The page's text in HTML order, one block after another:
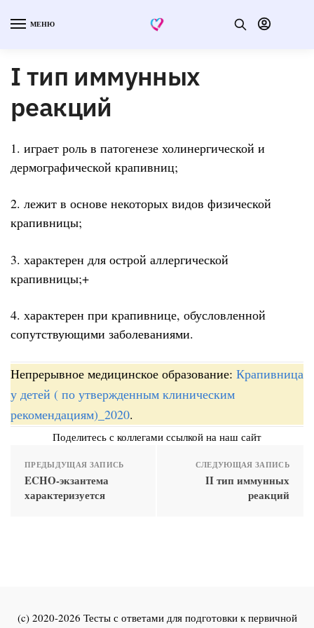
МЕНЮ
I тип иммунных
реакций
1. играет роль в патогенезе холинергической и
дермографической крапивниц;
2. лежит в основе некоторых видов физической
крапивницы;
3. характерен для острой аллергической
крапивницы;+
4. характерен при крапивнице, обусловленной
сопутствующими заболеваниями.
Непрерывное медицинское образование: Крапивница
у детей ( по утвержденным клиническим
рекомендациям)_2020.
Поделитесь с коллегами ссылкой на наш сайт
ПРЕДЫДУЩАЯ ЗАПИСЬ
ECHO-экзантема
характеризуется
СЛЕДУЮЩАЯ ЗАПИСЬ
II тип иммунных
реакций
(c) 2020-2026 Тесты с ответами для подготовки к первичной